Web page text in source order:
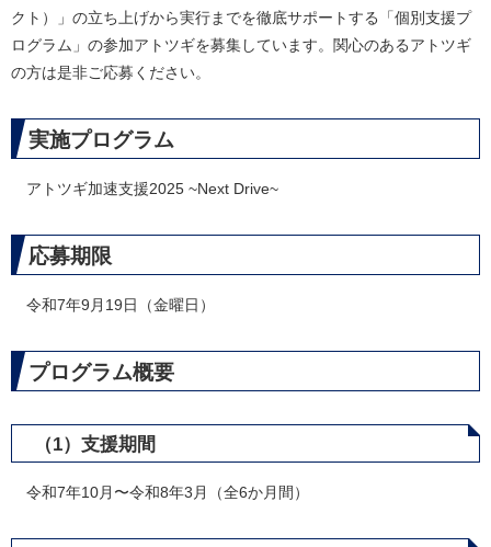
クト）」の立ち上げから実行までを徹底サポートする「個別支援プ
ログラム」の参加アトツギを募集しています。関心のあるアトツギ
の方は是非ご応募ください。
実施プログラム
アトツギ加速支援2025 ~Next Drive~
応募期限
令和7年9月19日（金曜日）
プログラム概要
（1）支援期間
令和7年10月〜令和8年3月（全6か月間）